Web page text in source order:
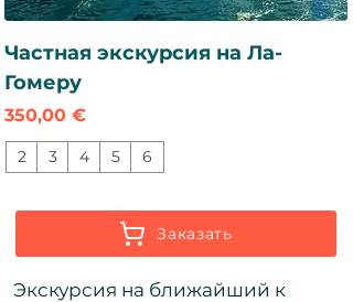
Частная экскурсия на Ла-
Гомеру
Цена
350,00 €
2 3 4 5 6
Заказать
Экскурсия на ближайший к